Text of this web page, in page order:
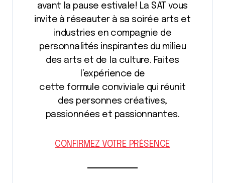
avant la pause estivale! La SAT vous
invite à réseauter à sa soirée arts et
industries en compagnie de
personnalités inspirantes du milieu
des arts et de la culture. Faites
l’expérience de
cette formule conviviale qui réunit
des personnes créatives,
passionnées et passionnantes.
CONFIRMEZ VOTRE PRÉSENCE